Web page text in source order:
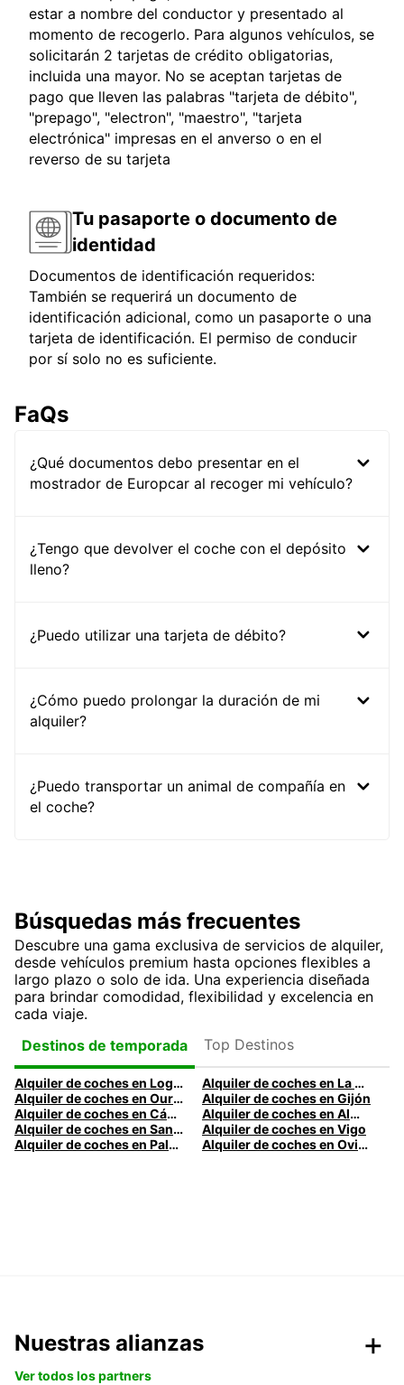
estar a nombre del conductor y presentado al
momento de recogerlo. Para algunos vehículos, se
solicitarán 2 tarjetas de crédito obligatorias,
incluida una mayor. No se aceptan tarjetas de
pago que lleven las palabras "tarjeta de débito",
"prepago", "electron", "maestro", "tarjeta
electrónica" impresas en el anverso o en el
reverso de su tarjeta
Tu pasaporte o documento de
identidad
Documentos de identificación requeridos:
También se requerirá un documento de
identificación adicional, como un pasaporte o una
tarjeta de identificación. El permiso de conducir
por sí solo no es suficiente.
FaQs
¿Qué documentos debo presentar en el
mostrador de Europcar al recoger mi vehículo?
¿Tengo que devolver el coche con el depósito
lleno?
¿Puedo utilizar una tarjeta de débito?
¿Cómo puedo prolongar la duración de mi
alquiler?
¿Puedo transportar un animal de compañía en
el coche?
Búsquedas más frecuentes
Descubre una gama exclusiva de servicios de alquiler,
desde vehículos premium hasta opciones flexibles a
largo plazo o solo de ida. Una experiencia diseñada
para brindar comodidad, flexibilidad y excelencia en
cada viaje.
Destinos de temporada
Top Destinos
Alquiler de coches en Logroño
Alquiler de coches en La Coruña
Alquiler de coches en Ourense
Alquiler de coches en Gijón
Alquiler de coches en Cádiz
Alquiler de coches en Almería
Alquiler de coches en Santander
Alquiler de coches en Vigo
Alquiler de coches en Palma
Alquiler de coches en Oviedo
Nuestras alianzas
Ver todos los partners